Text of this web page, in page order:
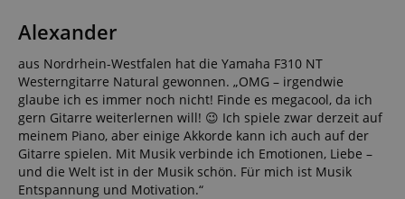
Alexander
aus Nordrhein-Westfalen hat die Yamaha F310 NT
Westerngitarre Natural gewonnen. „OMG – irgendwie
glaube ich es immer noch nicht! Finde es megacool, da ich
gern Gitarre weiterlernen will! 😉 Ich spiele zwar derzeit auf
meinem Piano, aber einige Akkorde kann ich auch auf der
Gitarre spielen. Mit Musik verbinde ich Emotionen, Liebe –
und die Welt ist in der Musik schön. Für mich ist Musik
Entspannung und Motivation.“